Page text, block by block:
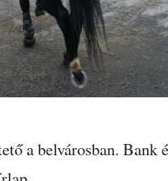
a belvárosban. Bank